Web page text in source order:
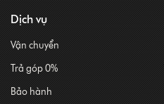
Dịch vụ
Vận chuyển
Trả góp 0%
Bảo hành